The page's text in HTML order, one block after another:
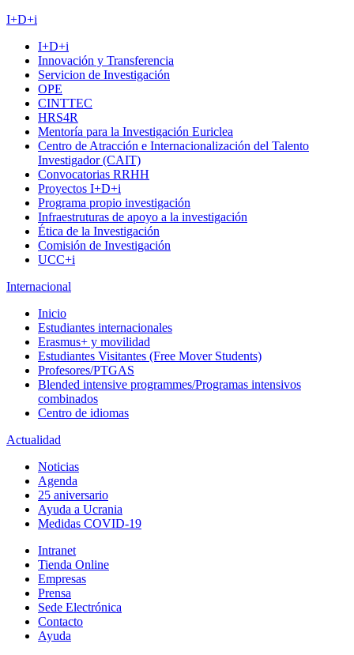
I+D+i
I+D+i
Innovación y Transferencia
Servicion de Investigación
OPE
CINTTEC
HRS4R
Mentoría para la Investigación Euriclea
Centro de Atracción e Internacionalización del Talento
Investigador (CAIT)
Convocatorias RRHH
Proyectos I+D+i
Programa propio investigación
Infraestruturas de apoyo a la investigación
Ética de la Investigación
Comisión de Investigación
UCC+i
Internacional
Inicio
Estudiantes internacionales
Erasmus+ y movilidad
Estudiantes Visitantes (Free Mover Students)
Profesores/PTGAS
Blended intensive programmes/Programas intensivos
combinados
Centro de idiomas
Actualidad
Noticias
Agenda
25 aniversario
Ayuda a Ucrania
Medidas COVID-19
Intranet
Tienda Online
Empresas
Prensa
Sede Electrónica
Contacto
Ayuda